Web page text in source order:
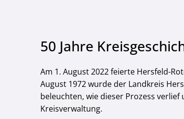
50 Jahre
Am 1. August 2022 feierte Hersfeld-
August 1972 wurde der Landkreis
beleuchten, wie dieser Prozess
Kreisverwaltung.